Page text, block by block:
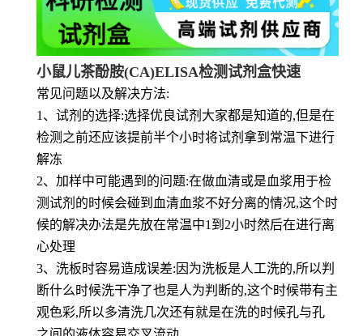
小鼠儿茶酚胺(CA)ELISA检测试剂盒快速
常见问题以及解决方法:
1、试剂的选择:选择优良试剂大家都是知道的,但是在
检测之前还应该提前半个小时将试剂拿到常温下进行
解冻
2、加样中可能遇到的问题:在做血清或是血浆用于检
测试剂的时候会碰到血清血浆不好分离的情况,这个时
候的解决办法是先放在常温中1到2小时然后在进行离
心处理
3、洗板时容易造成误差:因为洗板是人工洗的,所以判
断什么时候洗干净了也是人为判断的,这个时候带有主
观色彩,所以多清洗几次还有就是在洗的时候孔与孔